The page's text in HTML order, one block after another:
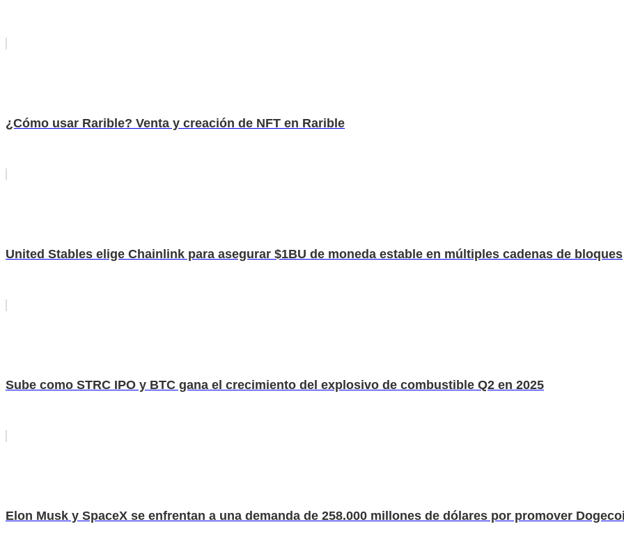
¿Cómo usar Rarible? Venta y creación de NFT en Rarible
United Stables elige Chainlink para asegurar $1BU de moneda estable en múltiples cadenas de bloques
Sube como STRC IPO y BTC gana el crecimiento del explosivo de combustible Q2 en 2025
Elon Musk y SpaceX se enfrentan a una demanda de 258.000 millones de dólares por promover